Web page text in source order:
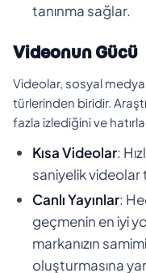
tanınma sağlar.
Videonun Gücü
Videolar, sosyal
türlerinden biridir.
fazla izlediğini ve
Kısa Videolar:
saniyelik videolar
Canlı Yayınlar:
geçmenin en iyi
markanızın
oluşturmasına